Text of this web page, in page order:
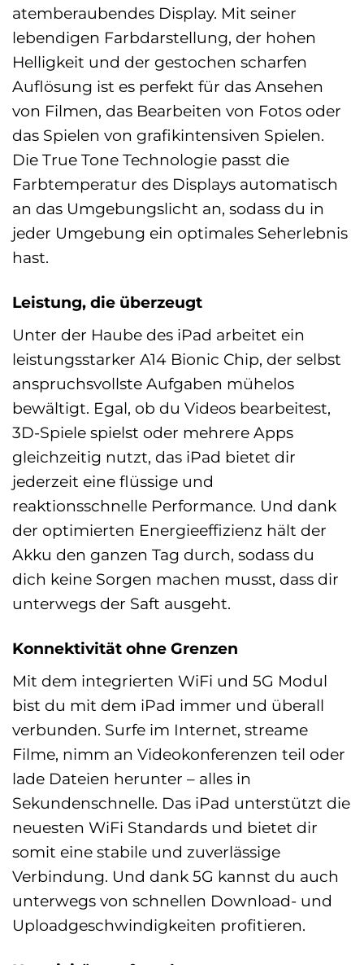
atemberaubendes Display. Mit seiner
lebendigen Farbdarstellung, der hohen
Helligkeit und der gestochen scharfen
Auflösung ist es perfekt für das Ansehen
von Filmen, das Bearbeiten von Fotos oder
das Spielen von grafikintensiven Spielen.
Die True Tone Technologie passt die
Farbtemperatur des Displays automatisch
an das Umgebungslicht an, sodass du in
jeder Umgebung ein optimales Seherlebnis
hast.
Leistung, die überzeugt
Unter der Haube des iPad arbeitet ein
leistungsstarker A14 Bionic Chip, der selbst
anspruchsvollste Aufgaben mühelos
bewältigt. Egal, ob du Videos bearbeitest,
3D-Spiele spielst oder mehrere Apps
gleichzeitig nutzt, das iPad bietet dir
jederzeit eine flüssige und
reaktionsschnelle Performance. Und dank
der optimierten Energieeffizienz hält der
Akku den ganzen Tag durch, sodass du
dich keine Sorgen machen musst, dass dir
unterwegs der Saft ausgeht.
Konnektivität ohne Grenzen
Mit dem integrierten WiFi und 5G Modul
bist du mit dem iPad immer und überall
verbunden. Surfe im Internet, streame
Filme, nimm an Videokonferenzen teil oder
lade Dateien herunter – alles in
Sekundenschnelle. Das iPad unterstützt die
neuesten WiFi Standards und bietet dir
somit eine stabile und zuverlässige
Verbindung. Und dank 5G kannst du auch
unterwegs von schnellen Download- und
Uploadgeschwindigkeiten profitieren.